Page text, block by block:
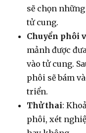
sẽ chọn
tử cung.
Chuyển phôi
mảnh được
vào tử cung.
phôi sẽ bám
triển.
Thử thai:
phôi, xét